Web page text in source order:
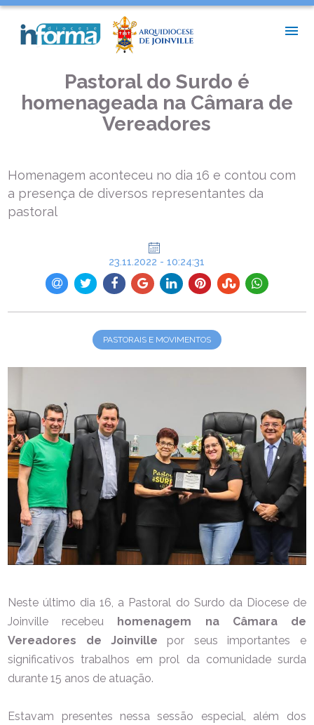
PASTORAL DO SURDO É HOMENAGEADA NA CÂMARA DE
Pastoral do Surdo é
homenageada na Câmara de
Vereadores
Homenagem aconteceu no dia 16 e contou com
a presença de diversos representantes da
pastoral
23.11.2022 - 10:24:31
PASTORAIS E MOVIMENTOS
Neste último dia 16, a Pastoral do Surdo da Diocese de
Joinville recebeu homenagem na Câmara de
Vereadores de Joinville por seus importantes e
significativos trabalhos em prol da comunidade surda
durante 15 anos de atuação.
Estavam presentes nessa sessão especial, além dos